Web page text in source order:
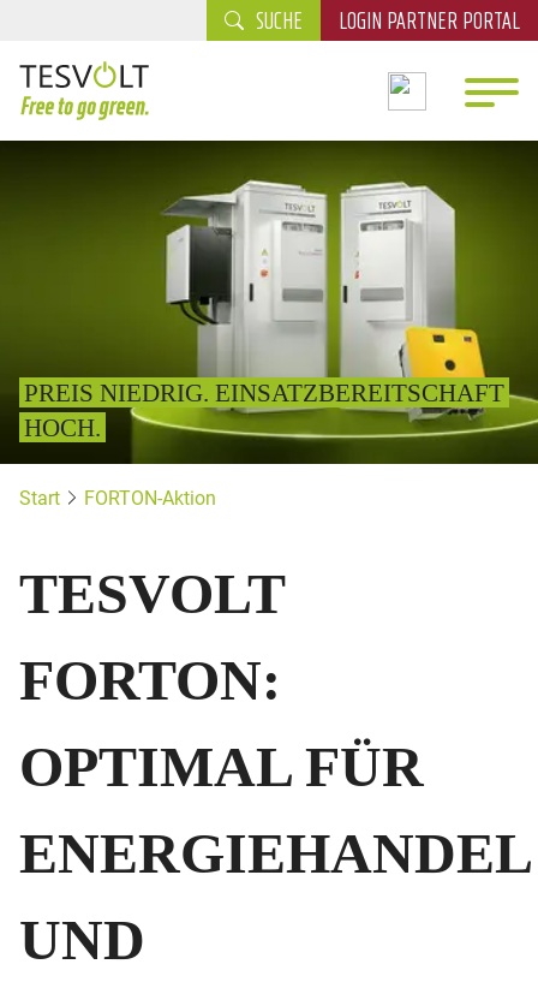
SUCHE LOGIN PARTNER PORTAL
PREIS NIEDRIG. EINSATZBEREITSCHAFT
HOCH.
Start FORTON-Aktion
TESVOLT
FORTON:
OPTIMAL FÜR
ENERGIEHANDEL
UND